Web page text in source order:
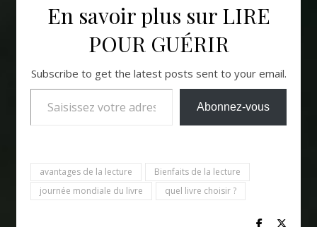
En savoir plus sur LIRE
POUR GUÉRIR
Subscribe to get the latest posts sent to your email.
Saisissez votre adresse e-mail…
Abonnez-vous
avantages de la lecture
Bienfaits de la lecture
journée mondiale du livre
quel livre choisir ?